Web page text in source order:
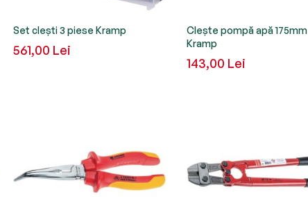
Set clești 3 piese Kramp
561,00 Lei
Clește pompă apă 175mm
Kramp
143,00 Lei